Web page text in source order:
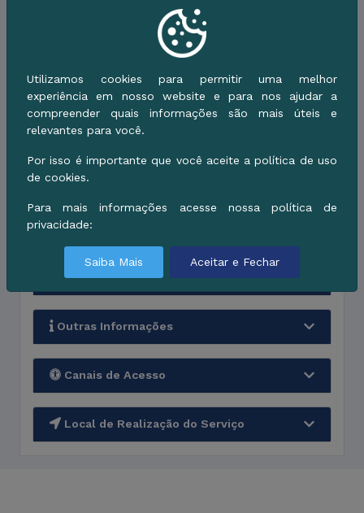
Auxílio ao Servidor
Público Municipal
Descrição do Serviço
Quem pode utilizar
Etapas de Processamento
Quanto tempo leva
Documentos necessários
Outras Informações
Canais de Acesso
Local de Realização do Serviço
Utilizamos cookies para permitir uma melhor
experiência em nosso website e para nos ajudar a
compreender quais informações são mais úteis e
relevantes para você.
Por isso é importante que você aceite a política de uso
de cookies.
Para mais informações acesse nossa política de
privacidade:
Saiba Mais Aceitar e Fechar